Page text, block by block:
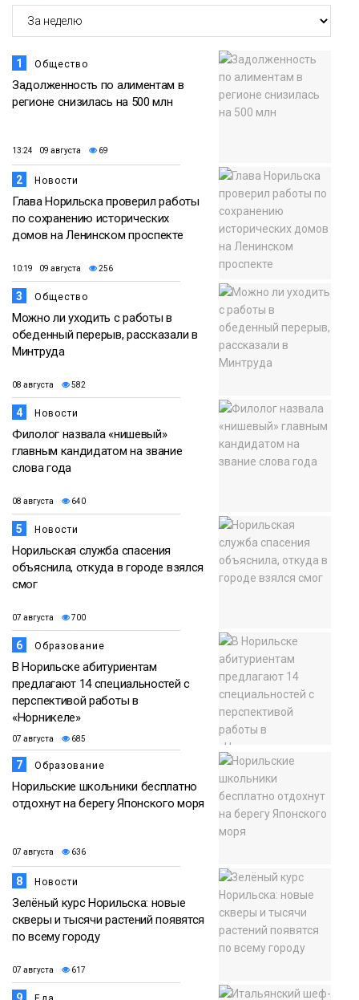
1 Общество
Задолженность по алиментам в
регионе снизилась на 500 млн
13:24 09 августа 69
2 Новости
Глава Норильска проверил работы
по сохранению исторических
домов на Ленинском проспекте
10:19 09 августа 256
3 Общество
Можно ли уходить с работы в
обеденный перерыв, рассказали в
Минтруда
08 августа 582
4 Новости
Филолог назвала «нишевый»
главным кандидатом на звание
слова года
08 августа 640
5 Новости
Норильская служба спасения
объяснила, откуда в городе взялся
смог
07 августа 700
6 Образование
В Норильске абитуриентам
предлагают 14 специальностей с
перспективой работы в
«Норникеле»
07 августа 685
7 Образование
Норильские школьники бесплатно
отдохнут на берегу Японского моря
07 августа 636
8 Новости
Зелёный курс Норильска: новые
скверы и тысячи растений появятся
по всему городу
07 августа 617
9